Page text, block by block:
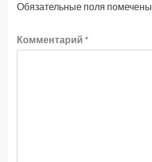
Обязательные поля помечены
Комментарий *